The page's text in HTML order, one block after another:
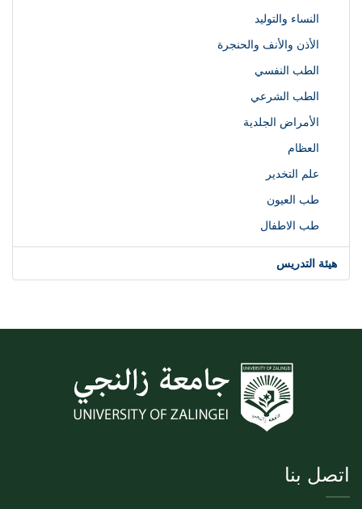
النساء والتوليد
الأذن والأنف والحنجرة
الطب النفسي
الطب الشرعي
الأمراض الجلدية
العظام
علم التخدير
طب العيون
طب الاطفال
هيئة التدريس
اتصل بنا